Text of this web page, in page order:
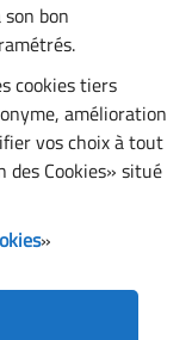
bon
cookies tiers
amélioration
vos choix à tout
Cookies» situé
»